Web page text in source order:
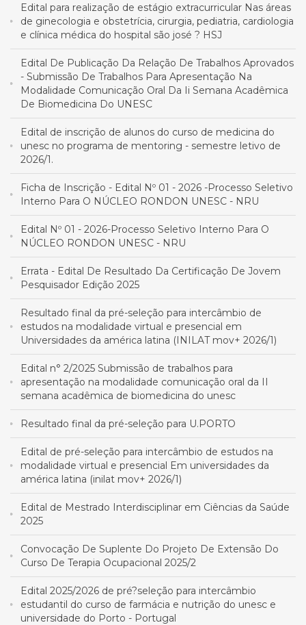
Edital para realização de estágio extracurricular Nas áreas
de ginecologia e obstetrícia, cirurgia, pediatria, cardiologia
e clínica médica do hospital são josé ? HSJ
Edital De Publicação Da Relação De Trabalhos Aprovados
- Submissão De Trabalhos Para Apresentação Na
Modalidade Comunicação Oral Da Ii Semana Acadêmica
De Biomedicina Do UNESC
Edital de inscrição de alunos do curso de medicina do
unesc no programa de mentoring - semestre letivo de
2026/1.
Ficha de Inscrição - Edital Nº 01 - 2026 -Processo Seletivo
Interno Para O NÚCLEO RONDON UNESC - NRU
Edital Nº 01 - 2026-Processo Seletivo Interno Para O
NÚCLEO RONDON UNESC - NRU
Errata - Edital De Resultado Da Certificação De Jovem
Pesquisador Edição 2025
Resultado final da pré-seleção para intercâmbio de
estudos na modalidade virtual e presencial em
Universidades da américa latina (INILAT mov+ 2026/1)
Edital n° 2/2025 Submissão de trabalhos para
apresentação na modalidade comunicação oral da II
semana acadêmica de biomedicina do unesc
Resultado final da pré-seleção para U.PORTO
Edital de pré-seleção para intercâmbio de estudos na
modalidade virtual e presencial Em universidades da
américa latina (inilat mov+ 2026/1)
Edital de Mestrado Interdisciplinar em Ciências da Saúde
2025
Convocação De Suplente Do Projeto De Extensão Do
Curso De Terapia Ocupacional 2025/2
Edital 2025/2026 de pré?seleção para intercâmbio
estudantil do curso de farmácia e nutrição do unesc e
universidade do Porto - Portugal